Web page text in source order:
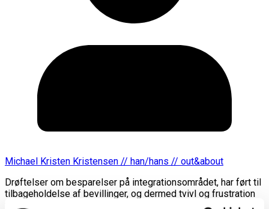
Michael Kristen Kristensen // han/hans // out&about
Drøftelser om besparelser på integrationsområdet, har ført til
tilbageholdelse af bevillinger, og dermed tvivl og frustration